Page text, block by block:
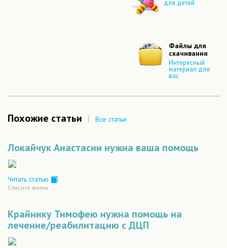
для детей
Файлы для
скачивания
Интересный
материал для
вас
Похожие статьи | Все статьи
Локайчук Анастасии нужна ваша помощь
Читать статью
Спасите жизнь
Крайнику Тимофею нужна помощь на
лечение/реабилитацию с ДЦП